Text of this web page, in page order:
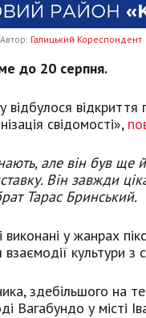
Автор: Галицький Кореспондент
до 20 серпня.
відбулося
свідомості»,
але він був ще
Він завжди
Тарас Бринський.
у жанрах
культури з
здебільшого на
Вагабундо у місті